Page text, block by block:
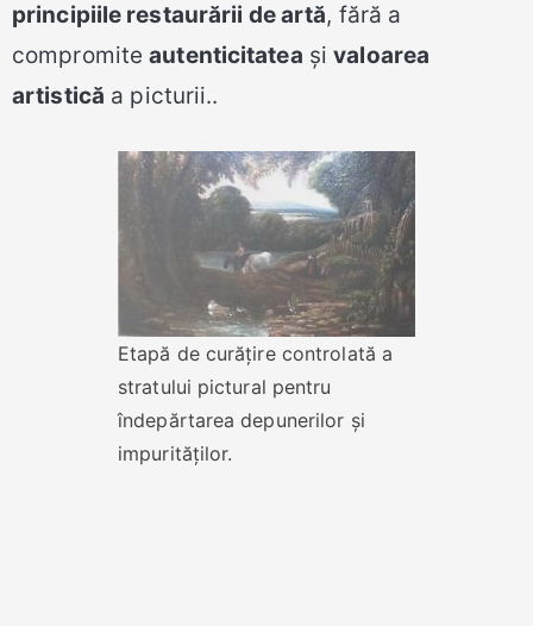
principiile restaurării de artă, fără a
compromiteautenticitatea șivaloarea
artistică a picturii..
Etapă de curățire controlată a
stratului pictural pentru
îndepărtarea depunerilor și
impurităților.